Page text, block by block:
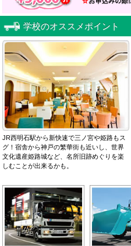
学校のオススメポイント
JR西明石駅から新快速で三ノ宮や姫路もス
グ！宿舎から神戸の繁華街も近いし、世界
文化遺産姫路城など、名所旧跡めぐりを楽
しむことが出来るかも。